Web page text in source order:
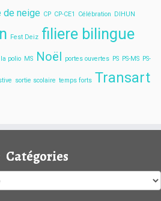
de neige CP CP-CE1 Célébration DIHUN
Fest Deiz filiere bilingue
polio MS Noël portes ouvertes PS PS-MS PS-
sortie scolaire temps forts Transart
Catégories